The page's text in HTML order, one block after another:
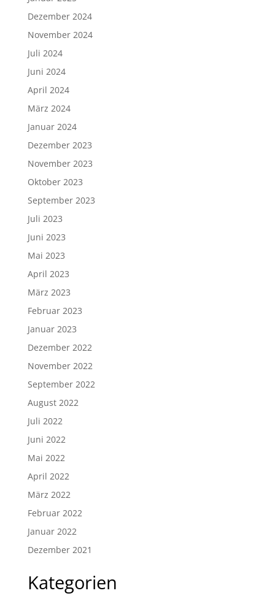
Dezember 2024
November 2024
Juli 2024
Juni 2024
April 2024
März 2024
Januar 2024
Dezember 2023
November 2023
Oktober 2023
September 2023
Juli 2023
Juni 2023
Mai 2023
April 2023
März 2023
Februar 2023
Januar 2023
Dezember 2022
November 2022
September 2022
August 2022
Juli 2022
Juni 2022
Mai 2022
April 2022
März 2022
Februar 2022
Januar 2022
Dezember 2021
Kategorien